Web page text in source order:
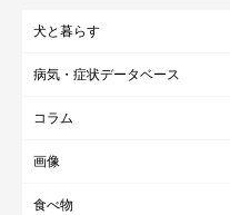
犬と暮らす
病気・症状データベース
コラム
画像
食べ物